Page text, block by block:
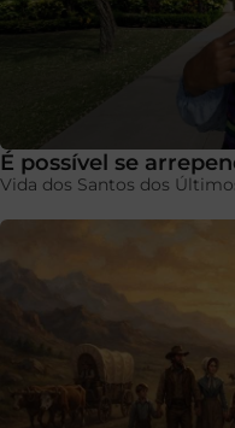
É possível se
Vida dos Santos dos